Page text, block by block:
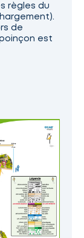
règles du
de
est